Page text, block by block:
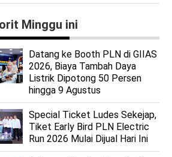
Minggu ini
Datang ke Booth PLN di GIIAS
2026, Biaya Tambah Daya
Listrik Dipotong 50 Persen
hingga 9 Agustus
Special Ticket Ludes Sekejap,
Tiket Early Bird PLN Electric
Run 2026 Mulai Dijual Hari Ini